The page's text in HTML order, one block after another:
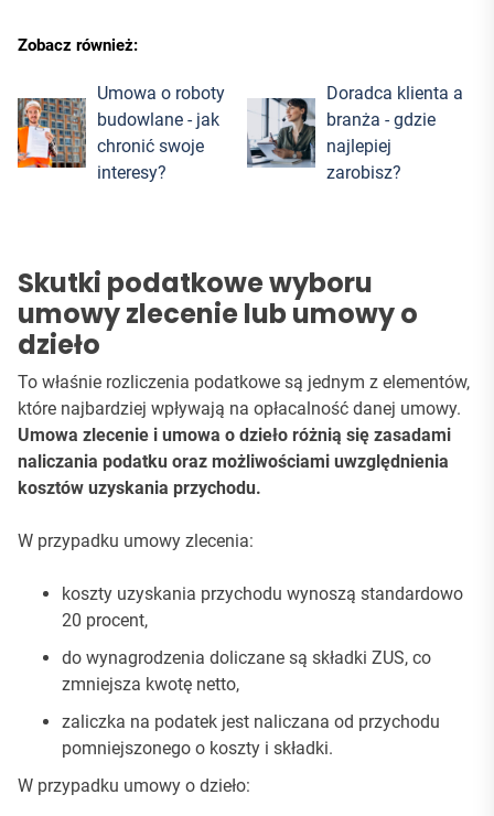
Zobacz również:
Umowa o roboty
budowlane - jak
chronić swoje
interesy?
Doradca klienta a
branża - gdzie
najlepiej
zarobisz?
Skutki podatkowe wyboru
umowy zlecenie lub umowy o
dzieło
To właśnie rozliczenia podatkowe są jednym z elementów,
które najbardziej wpływają na opłacalność danej umowy.
Umowa zlecenie i umowa o dzieło różnią się zasadami
naliczania podatku oraz możliwościami uwzględnienia
kosztów uzyskania przychodu.
W przypadku umowy zlecenia:
koszty uzyskania przychodu wynoszą standardowo
20 procent,
do wynagrodzenia doliczane są składki ZUS, co
zmniejsza kwotę netto,
zaliczka na podatek jest naliczana od przychodu
pomniejszonego o koszty i składki.
W przypadku umowy o dzieło: